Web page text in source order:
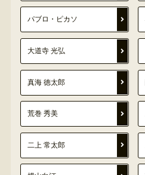
パブロ・ピカソ
大道寺 光弘
真海 徳太郎
荒巻 秀美
二上 常太郎